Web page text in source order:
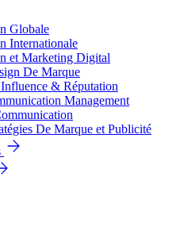
Globale
Internationale
et Marketing Digital
De Marque
& Réputation
Management
De Marque et Publicité